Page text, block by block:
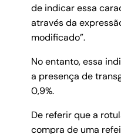
de indicar essa
através da
modificado”.
No entanto, essa
a presença de
0,9%.
De referir que a
compra de uma